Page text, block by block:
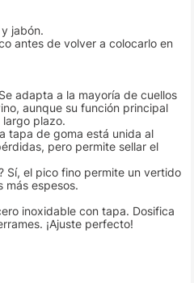
jabón.
antes de volver a colocarlo en
adapta a la mayoría de cuellos
aunque su función principal
largo plazo.
tapa de goma está unida al
pero permite sellar el
Sí, el pico fino permite un vertido
más espesos.
inoxidable con tapa. Dosifica
¡Ajuste perfecto!